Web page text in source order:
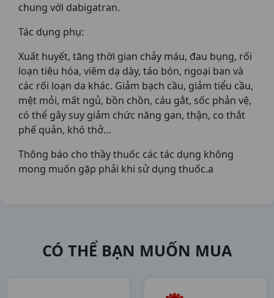
chung với dabigatran.
Tác dụng phụ:
Xuất huyết, tăng thời gian chảy máu, đau bụng, rối
loạn tiêu hóa, viêm dạ dày, táo bón, ngoại ban và
các rối loạn da khác. Giảm bạch cầu, giảm tiểu cầu,
mệt mỏi, mất ngủ, bồn chồn, cáu gắt, sốc phản vệ,
có thể gây suy giảm chức năng gan, thận, co thắt
phế quản, khó thở…
Thông báo cho thầy thuốc các tác dụng không
mong muốn gặp phải khi sử dụng thuốc.a
CÓ THỂ BẠN MUỐN MUA